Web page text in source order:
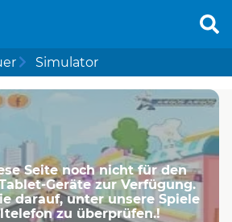
Simulator
Seite noch nicht für den
Geräte zur Verfügung.
darauf, unter unsere Spiele
zu überprüfen.!